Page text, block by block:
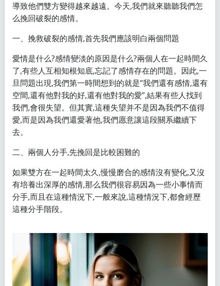
導致他們雙方變得越來越遠。今天,我們就來聽聽我們怎
么挽回破裂的感情。
一、挽救破裂的感情,首先我們應該明白兩個問題
愛情是什么?感情變淡的原因是什么?兩個人在一起時間久
了,有些人互相知根知底,忘記了感情存在的問題。因此,一
旦問題出現,我們第一時間想到的就是“我們還有感情,還有
空間,還有他對我的好,還有他對我的愛”,結果有些人找到
我們,會很失望。但其實,這種失望并不是因為我們不值得
愛,而是因為我們還愛著他,我們愿意讓這段關系繼續下
去。
二、兩個人分手,先挽回是比較困難的
如果雙方在一起時間太久,慢慢磨合的感情沒有變化,又沒
有培養出深厚的感情,那么我們很容易因為一些小事情而
分手,而且在這種情況下,一般來說,這種情況下,都會經歷
這種分手階段。